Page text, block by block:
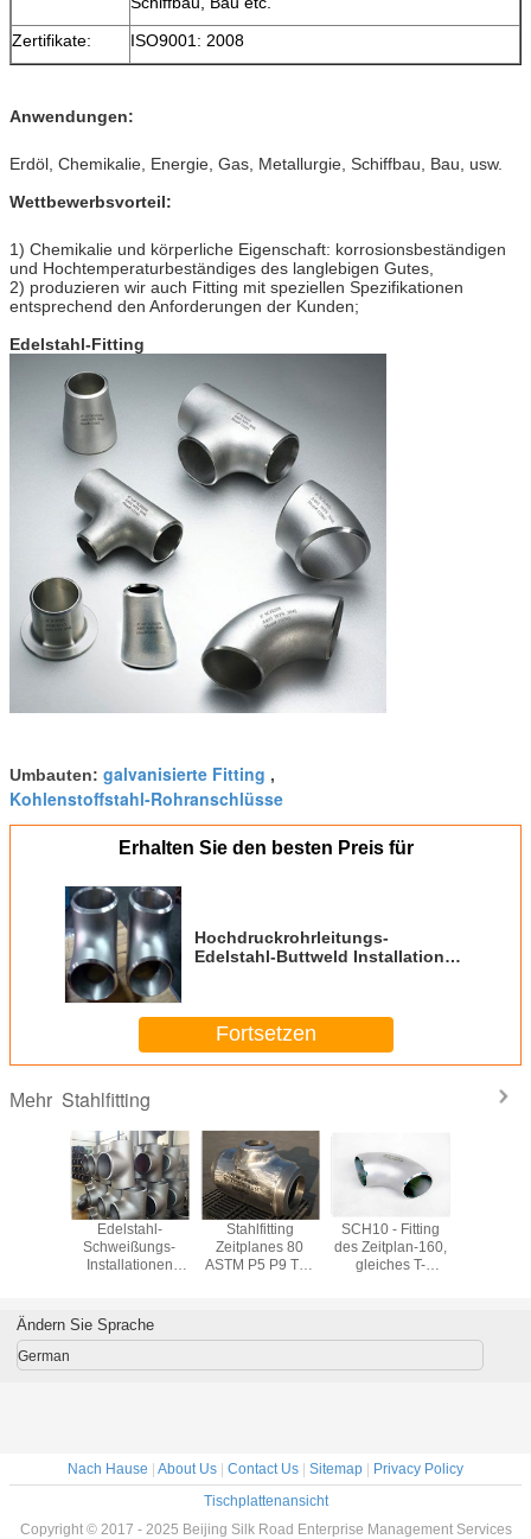
Zertifikate:
ISO9001: 2008
Anwendungen:
Erdöl, Chemikalie, Energie, Gas, Metallurgie, Schiffbau, Bau, usw.
Wettbewerbsvorteil:
1) Chemikalie und körperliche Eigenschaft: korrosionsbeständigen
und Hochtemperaturbeständiges des langlebigen Gutes,
2) produzieren wir auch Fitting mit speziellen Spezifikationen
entsprechend den Anforderungen der Kunden;
Edelstahl-Fitting
Umbauten: galvanisierte Fitting ,
Kohlenstoffstahl-Rohranschlüsse
Erhalten Sie den besten Preis für
Hochdruckrohrleitungs-
Edelstahl-Buttweld Installationen
Fortsetzen
Mehr Stahlfitting
Edelstahl-
Schweißungs-
Installationen
industrielle Fitting
Sch160
Stahlfitting
Zeitplanes 80
ASTM P5 P9 T11
SCH10 - Fitting
des Zeitplan-160,
gleiches T-
Ändern Sie Sprache
German
Nach Hause | About Us | Contact Us | Sitemap | Privacy Policy
Tischplattenansicht
Copyright © 2017 - 2025 Beijing Silk Road Enterprise Management Services